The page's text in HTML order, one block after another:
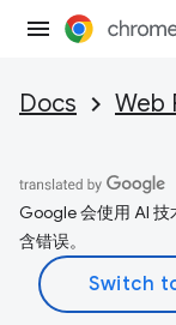
Docs Web
Google 会使用 AI
含错误。